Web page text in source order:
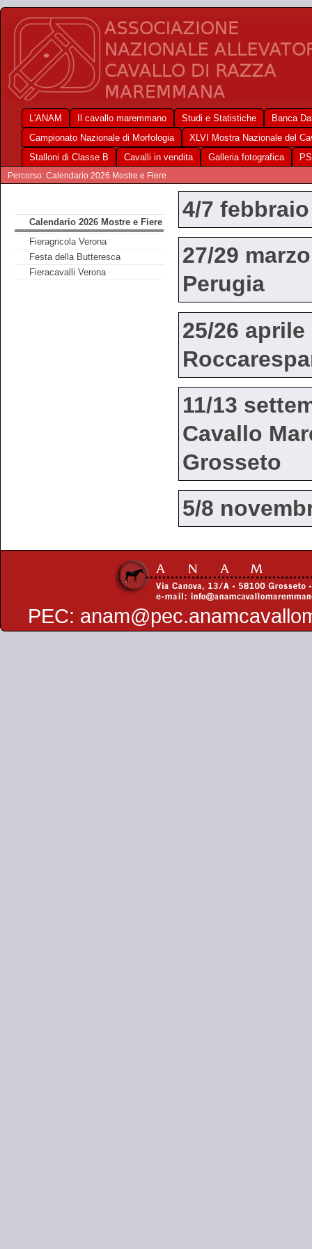
L'ANAM Il cavallo maremmano Studi e Statistiche
Banca
Campionato Nazionale di Morfologia
XLVI Mostra Nazionale del
Stalloni di Classe B
Cavalli in vendita Galleria fotografica
Percorso: Calendario 2026 Mostre e Fiere
Calendario 2026 Mostre e Fiere
Fieragricola Verona
Festa della Butteresca
Fieracavalli Verona
4/7
27/29
Perugia
25/26
11/13
Cavallo
Grosseto
5/8
PEC: